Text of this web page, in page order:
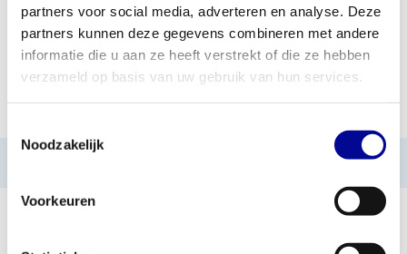
partners voor social media, adverteren en analyse. Deze
partners kunnen deze gegevens combineren met andere
informatie die u aan ze heeft verstrekt of die ze hebben
verzameld op basis van uw gebruik van hun services.
Noodzakelijk
Voorkeuren
MEER DAN 28 JAAR
ERVARING
BESTE PRIJZEN EN
MOOISTE APPARATUUR